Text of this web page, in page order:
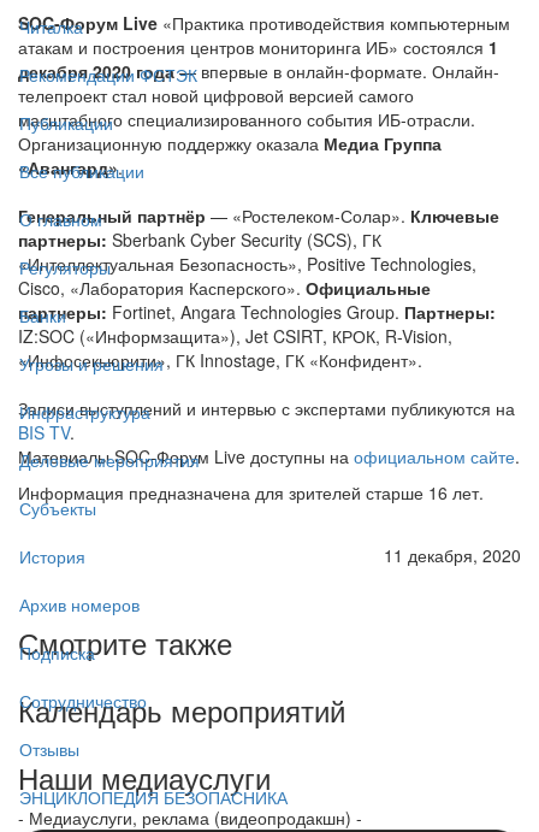
Читалка
Рекомендации ФСТЭК
Публикации
Все публикации
О главном
Регуляторы
Банки
Угрозы и решения
Инфраструктура
Деловые мероприятия
Субъекты
История
Архив номеров
Подписка
Сотрудничество
Отзывы
ЭНЦИКЛОПЕДИЯ БЕЗОПАСНИКА
SOC-Форум Live «Практика противодействия компьютерным
атакам и построения центров мониторинга ИБ» состоялся 1
декабря 2020 года— впервые в онлайн-формате. Онлайн-
телепроект стал новой цифровой версией самого
масштабного специализированного события ИБ-отрасли.
Организационную поддержку оказала Медиа Группа
«Авангард».
Генеральный партнёр — «Ростелеком-Солар». Ключевые
партнеры: Sberbank Cyber Security (SCS), ГК
«Интеллектуальная Безопасность», Positive Technologies,
Cisco, «Лаборатория Касперского». Официальные
партнеры: Fortinet, Angara Technologies Group. Партнеры:
IZ:SOC («Информзащита»), Jet CSIRT, КРОК, R-Vision,
«Инфосекьюрити», ГК Innostage, ГК «Конфидент».
Записи выступлений и интервью с экспертами публикуются на
BIS TV.
Материалы SOC-Форум Live доступны на официальном сайте.
Информация предназначена для зрителей старше 16 лет.
11 декабря, 2020
Смотрите также
Календарь мероприятий
Наши медиауслуги
- Медиауслуги, реклама (видеопродакшн) -